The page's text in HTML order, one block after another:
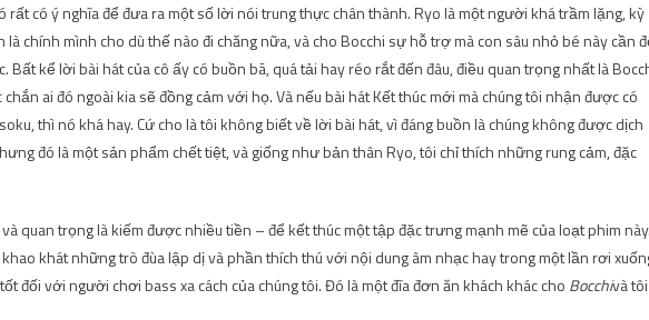
rất có ý nghĩa để đưa ra một số lời nói trung thực chân thành. Ryo là một người khá trầm lặng, kỳ
chính mình cho dù thế nào đi chăng nữa, và cho Bocchi sự hỗ trợ mà con sâu nhỏ bé này cần
Bất kể lời bài hát của cô ấy có buồn bã, quá tải hay réo rắt đến đâu, điều quan trọng nhất là
ai đó ngoài kia sẽ đồng cảm với họ. Và nếu bài hát Kết thúc mới mà chúng tôi nhận được có
thì nó khá hay. Cứ cho là tôi không biết về lời bài hát, vì đáng buồn là chúng không được dịch
đó là một sản phẩm chết tiệt, và giống như bản thân Ryo, tôi chỉ thích những rung cảm, đặc
quan trọng là kiếm được nhiều tiền – để kết thúc một tập đặc trưng mạnh mẽ của loạt phim
khát những trò đùa lập dị và phần thích thú với nội dung âm nhạc hay trong một lần rơi
đối với người chơi bass xa cách của chúng tôi. Đó là một đĩa đơn ăn khách khác cho Bocchivà tôi